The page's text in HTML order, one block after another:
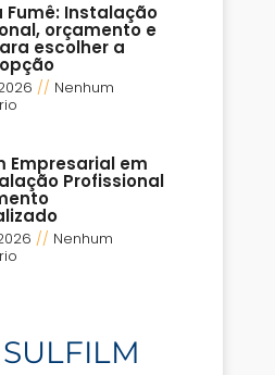
Fumê: Instalação
orçamento e
escolher a
Nenhum
Empresarial em
Profissional
Nenhum